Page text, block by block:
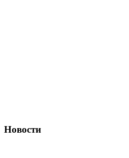
Новости